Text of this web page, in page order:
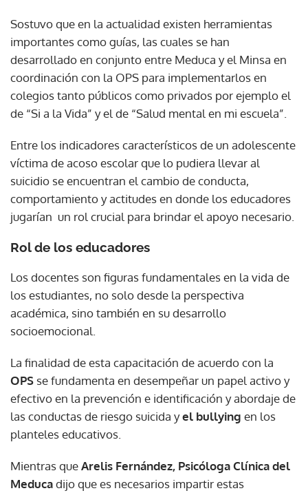
Sostuvo que en la actualidad existen herramientas
importantes como guías, las cuales se han
desarrollado en conjunto entre Meduca y el Minsa en
coordinación con la OPS para implementarlos en
colegios tanto públicos como privados por ejemplo el
de “Si a la Vida” y el de “Salud mental en mi escuela”.
Entre los indicadores característicos de un adolescente
víctima de acoso escolar que lo pudiera llevar al
suicidio se encuentran el cambio de conducta,
comportamiento y actitudes en donde los educadores
jugarían un rol crucial para brindar el apoyo necesario.
Rol de los educadores
Los docentes son figuras fundamentales en la vida de
los estudiantes, no solo desde la perspectiva
académica, sino también en su desarrollo
socioemocional.
La finalidad de esta capacitación de acuerdo con la
OPS se fundamenta en desempeñar un papel activo y
efectivo en la prevención e identificación y abordaje de
las conductas de riesgo suicida yel bullying en los
planteles educativos.
Mientras queArelis Fernández, Psicóloga Clínica del
Meducadijo que es necesarios impartir estas